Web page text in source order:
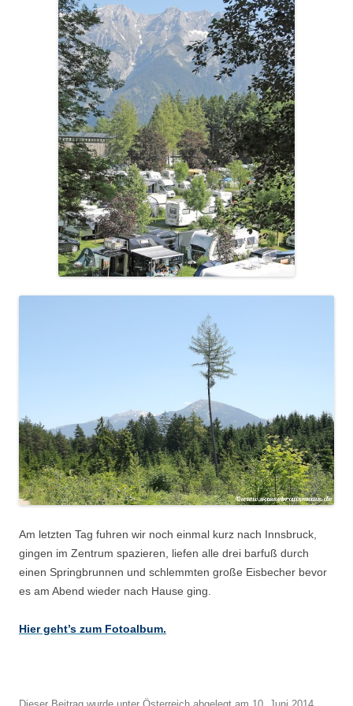
Am letzten Tag fuhren wir noch einmal kurz nach Innsbruck,
gingen im Zentrum spazieren, liefen alle drei barfuß durch
einen Springbrunnen und schlemmten große Eisbecher bevor
es am Abend wieder nach Hause ging.
Hier geht’s zum Fotoalbum.